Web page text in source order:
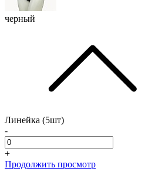
черный
Линейка (5шт)
-
+
Продолжить просмотр